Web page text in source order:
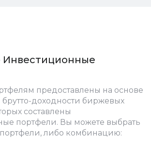
Инвестиционные
предоставлены на основе
брутто-доходности биржевых
составлены
портфели. Вы можете выбрать
либо комбинацию: